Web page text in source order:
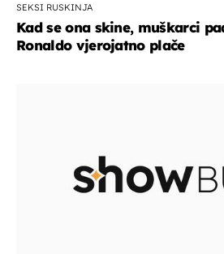
SEKSI RUSKINJA
Kad se ona skine, muškarci
Ronaldo vjerojatno plače